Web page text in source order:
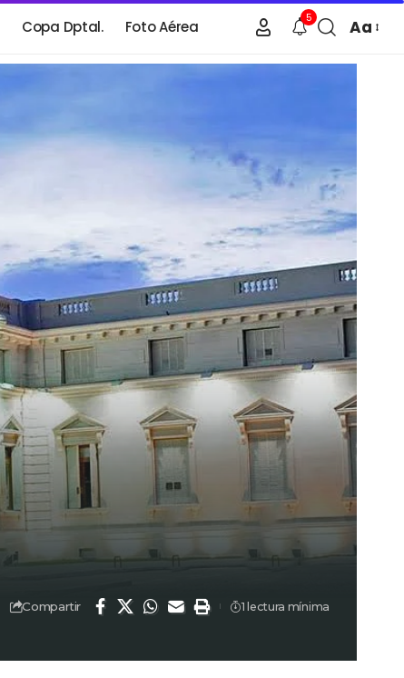
Copa Dptal. Foto Aérea
5 Aa
Compartir 1 lectura mínima